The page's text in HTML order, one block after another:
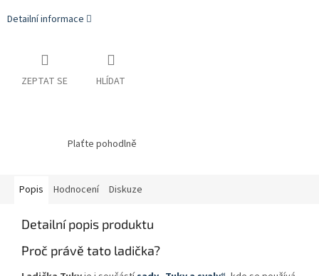
Detailní informace
ZEPTAT SE HLÍDAT
Plaťte pohodlně
Popis Hodnocení Diskuze
Detailní popis produktu
Proč právě tato ladička?